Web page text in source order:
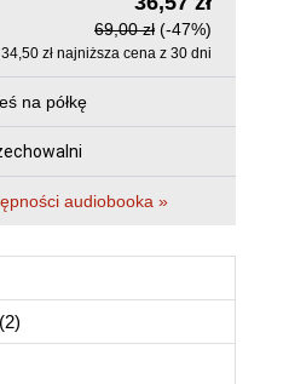
69,00 zł (-47%)
34,50 zł najniższa cena z 30 dni
na półkę
audiobooka »